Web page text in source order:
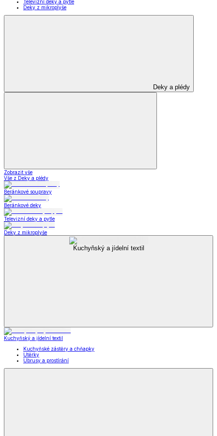
Televizní deky a pytle
Deky z mikroplyše
Deky a plédy
Zobrazit vše
Vše z Deky a plédy
Beránkové soupravy
Beránkové deky
Televizní deky a pytle
Deky z mikroplyše
Kuchyňský a jídelní textil
Kuchyňský a jídelní textil
Kuchyňské zástěry a chňapky
Utěrky
Ubrusy a prostírání